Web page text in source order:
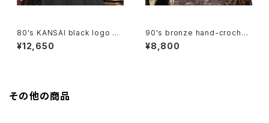
80's KANSAI black logo Te
e
¥12,650
90's bronze hand-crochet
pullover Top
¥8,800
その他の商品